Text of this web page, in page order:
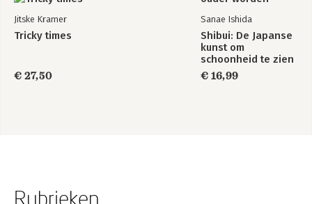
Jitske Kramer
Tricky times
€ 27,50
Sanae Ishida
Shibui: De Japanse
kunst om
schoonheid te zien
in het ouder
worden
€ 16,99
Rubrieken